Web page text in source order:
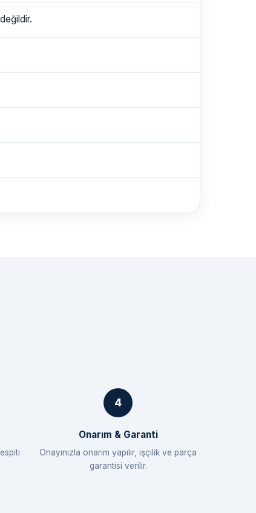
Onarım & Garanti
Onayınızla onarım yapılır, işçilik ve parça
garantisi verilir.